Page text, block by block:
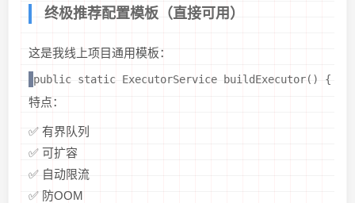
终极推荐配置模板（直接可用）
这是我线上项目通用模板：
public static ExecutorService buildExecutor()
特点：
✅ 有界队列
✅ 可扩容
✅ 自动限流
✅ 防OOM